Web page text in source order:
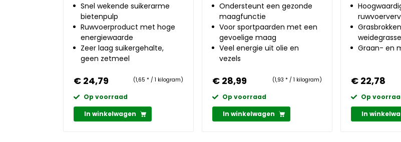
Snel wekende suikerarme
bietenpulp
Ruwvoerproduct met hoge
energiewaarde
Zeer laag suikergehalte,
geen zetmeel
€ 24,79 (1,65 * / 1 kilogram)
Op voorraad
In winkelwagen
Ondersteunt een gezonde
maagfunctie
Voor sportpaarden met een
gevoelige maag
Veel energie uit olie en
vezels
€ 28,99 (1,93 * / 1 kilogram)
Op voorraad
In winkelwagen
Alpen
Graan- en
€ 22,78
Op
In